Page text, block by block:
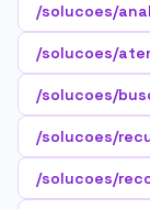
/solucoes/
/solucoes/
/solucoes/
/solucoes/
/solucoes/